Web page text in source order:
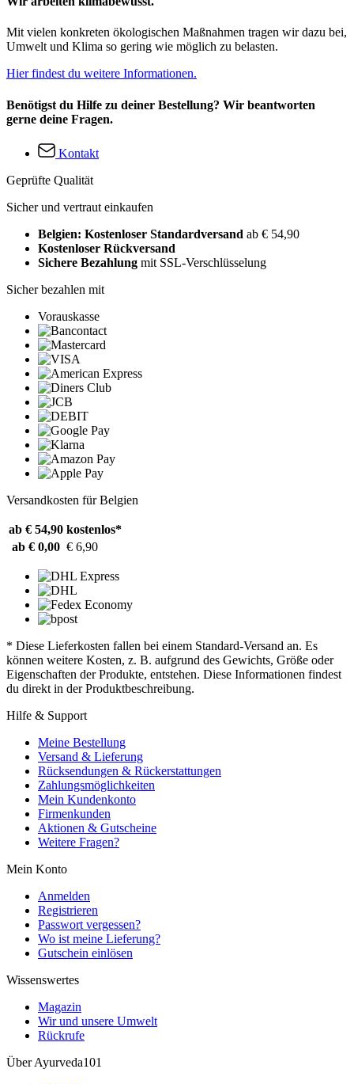
Mit vielen konkreten ökologischen Maßnahmen tragen wir dazu bei,
Umwelt und Klima so gering wie möglich zu belasten.
Hier findest du weitere Informationen.
Benötigst du Hilfe zu deiner Bestellung? Wir beantworten
gerne deine Fragen.
Kontakt
Geprüfte Qualität
Sicher und vertraut einkaufen
Belgien: Kostenloser Standardversand ab € 54,90
Kostenloser Rückversand
Sichere Bezahlung mit SSL-Verschlüsselung
Sicher bezahlen mit
Vorauskasse
Versandkosten für Belgien
ab € 54,90 kostenlos*
ab € 0,00 € 6,90
* Diese Lieferkosten fallen bei einem Standard-Versand an. Es
können weitere Kosten, z. B. aufgrund des Gewichts, Größe oder
Eigenschaften der Produkte, entstehen. Diese Informationen findest
du direkt in der Produktbeschreibung.
Hilfe & Support
Meine Bestellung
Versand & Lieferung
Rücksendungen & Rückerstattungen
Zahlungsmöglichkeiten
Mein Kundenkonto
Firmenkunden
Aktionen & Gutscheine
Weitere Fragen?
Mein Konto
Anmelden
Registrieren
Passwort vergessen?
Wo ist meine Lieferung?
Gutschein einlösen
Wissenswertes
Magazin
Wir und unsere Umwelt
Rückrufe
Über Ayurveda101